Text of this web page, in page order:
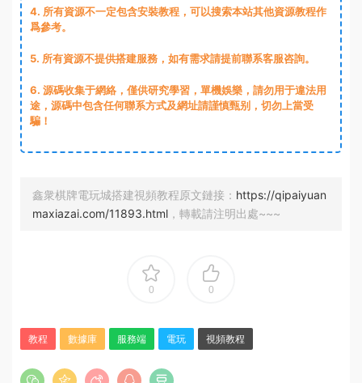
4. 所有資源不一定包含安裝教程，可以搜索本站其他資源教程作
爲參考。
5. 所有資源不提供搭建服務，如有需求請提前聯系客服咨詢。
6. 源碼收集于網絡，僅供研究學習，單機娛樂，請勿用于違法用
途，源碼中包含任何聯系方式及網址請謹慎甄别，切勿上當受
騙！
鑫衆棋牌電玩城搭建視頻教程原文鏈接： https://qipaiyuan
maxiazai.com/11893.html ，轉載請注明出處~~~
0 0
教程 數據庫 服務端 電玩 視頻教程